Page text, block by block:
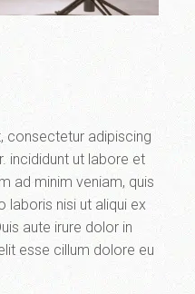
consectetur adipiscing
incididunt ut labore et
ad minim veniam, quis
laboris nisi ut aliqui ex
aute irure dolor in
esse cillum dolore eu